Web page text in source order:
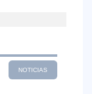
NOTICIAS